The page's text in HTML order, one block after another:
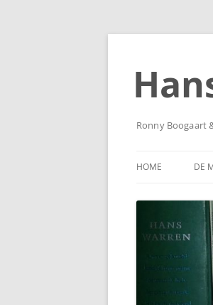
Ga
Ronny Boogaart
HOME DE